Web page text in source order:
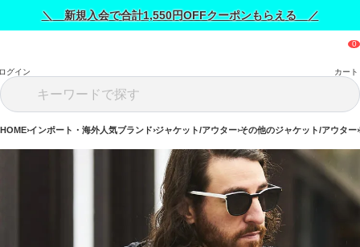
＼ 新規入会で合計1,550円OFFクーポンもらえる ／
グイン カート
HOME インポート・海外人気ブランド ジャケット/アウター その他のジャケット/アウター